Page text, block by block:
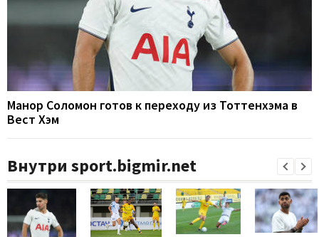
Манор Соломон готов к переходу из Тоттенхэма в
Вест Хэм
Внутри sport.bigmir.net